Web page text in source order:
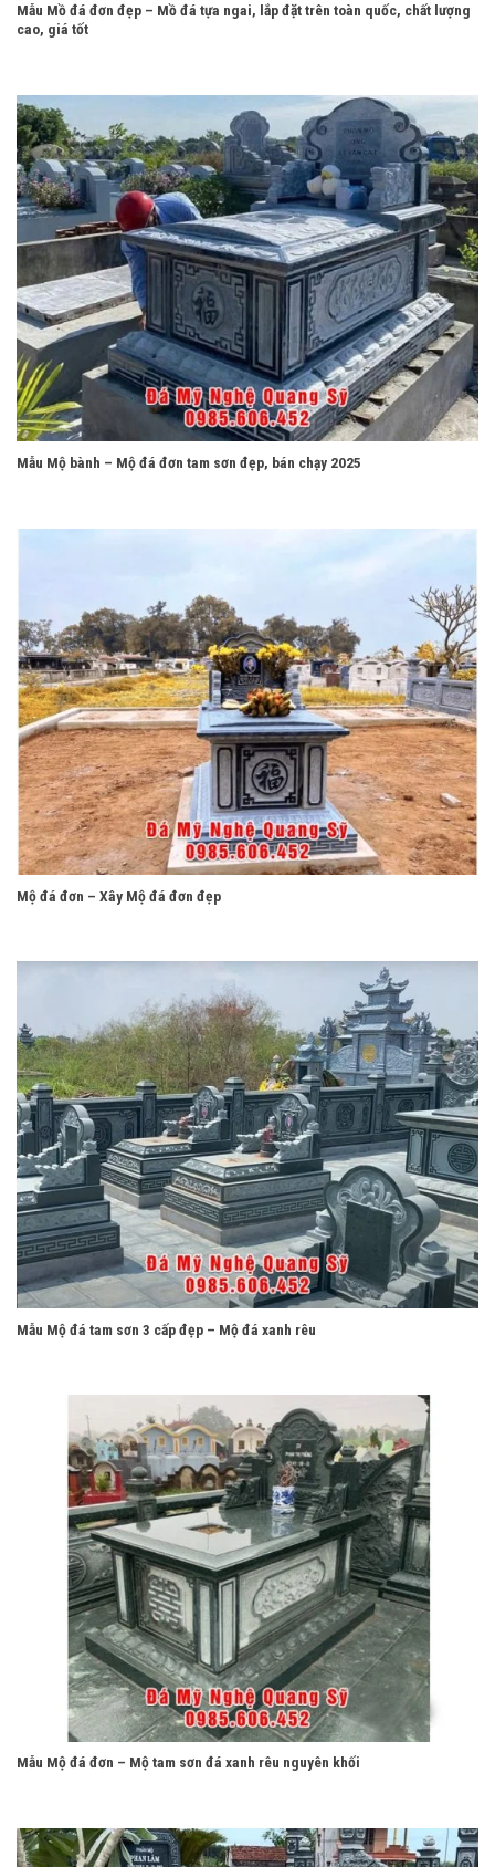
Mẫu Mồ đá đơn đẹp – Mồ đá tựa ngai, lắp đặt trên toàn quốc, chất lượng
cao, giá tốt
Mẫu Mộ bành – Mộ đá đơn tam sơn đẹp, bán chạy 2025
Mộ đá đơn – Xây Mộ đá đơn đẹp
Mẫu Mộ đá tam sơn 3 cấp đẹp – Mộ đá xanh rêu
Mẫu Mộ đá đơn – Mộ tam sơn đá xanh rêu nguyên khối